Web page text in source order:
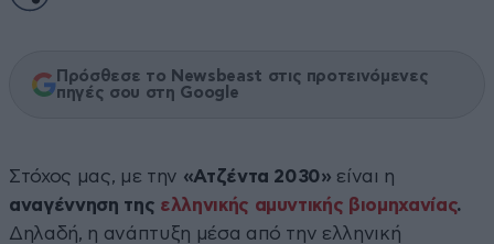
Πρόσθεσε το Newsbeast στις προτεινόμενες
πηγές σου στη Google
Στόχος μας, με την «Ατζέντα 2030» είναι η
αναγέννηση της ελληνικής αμυντικής βιομηχανίας.
Δηλαδή, η ανάπτυξη μέσα από την ελληνική